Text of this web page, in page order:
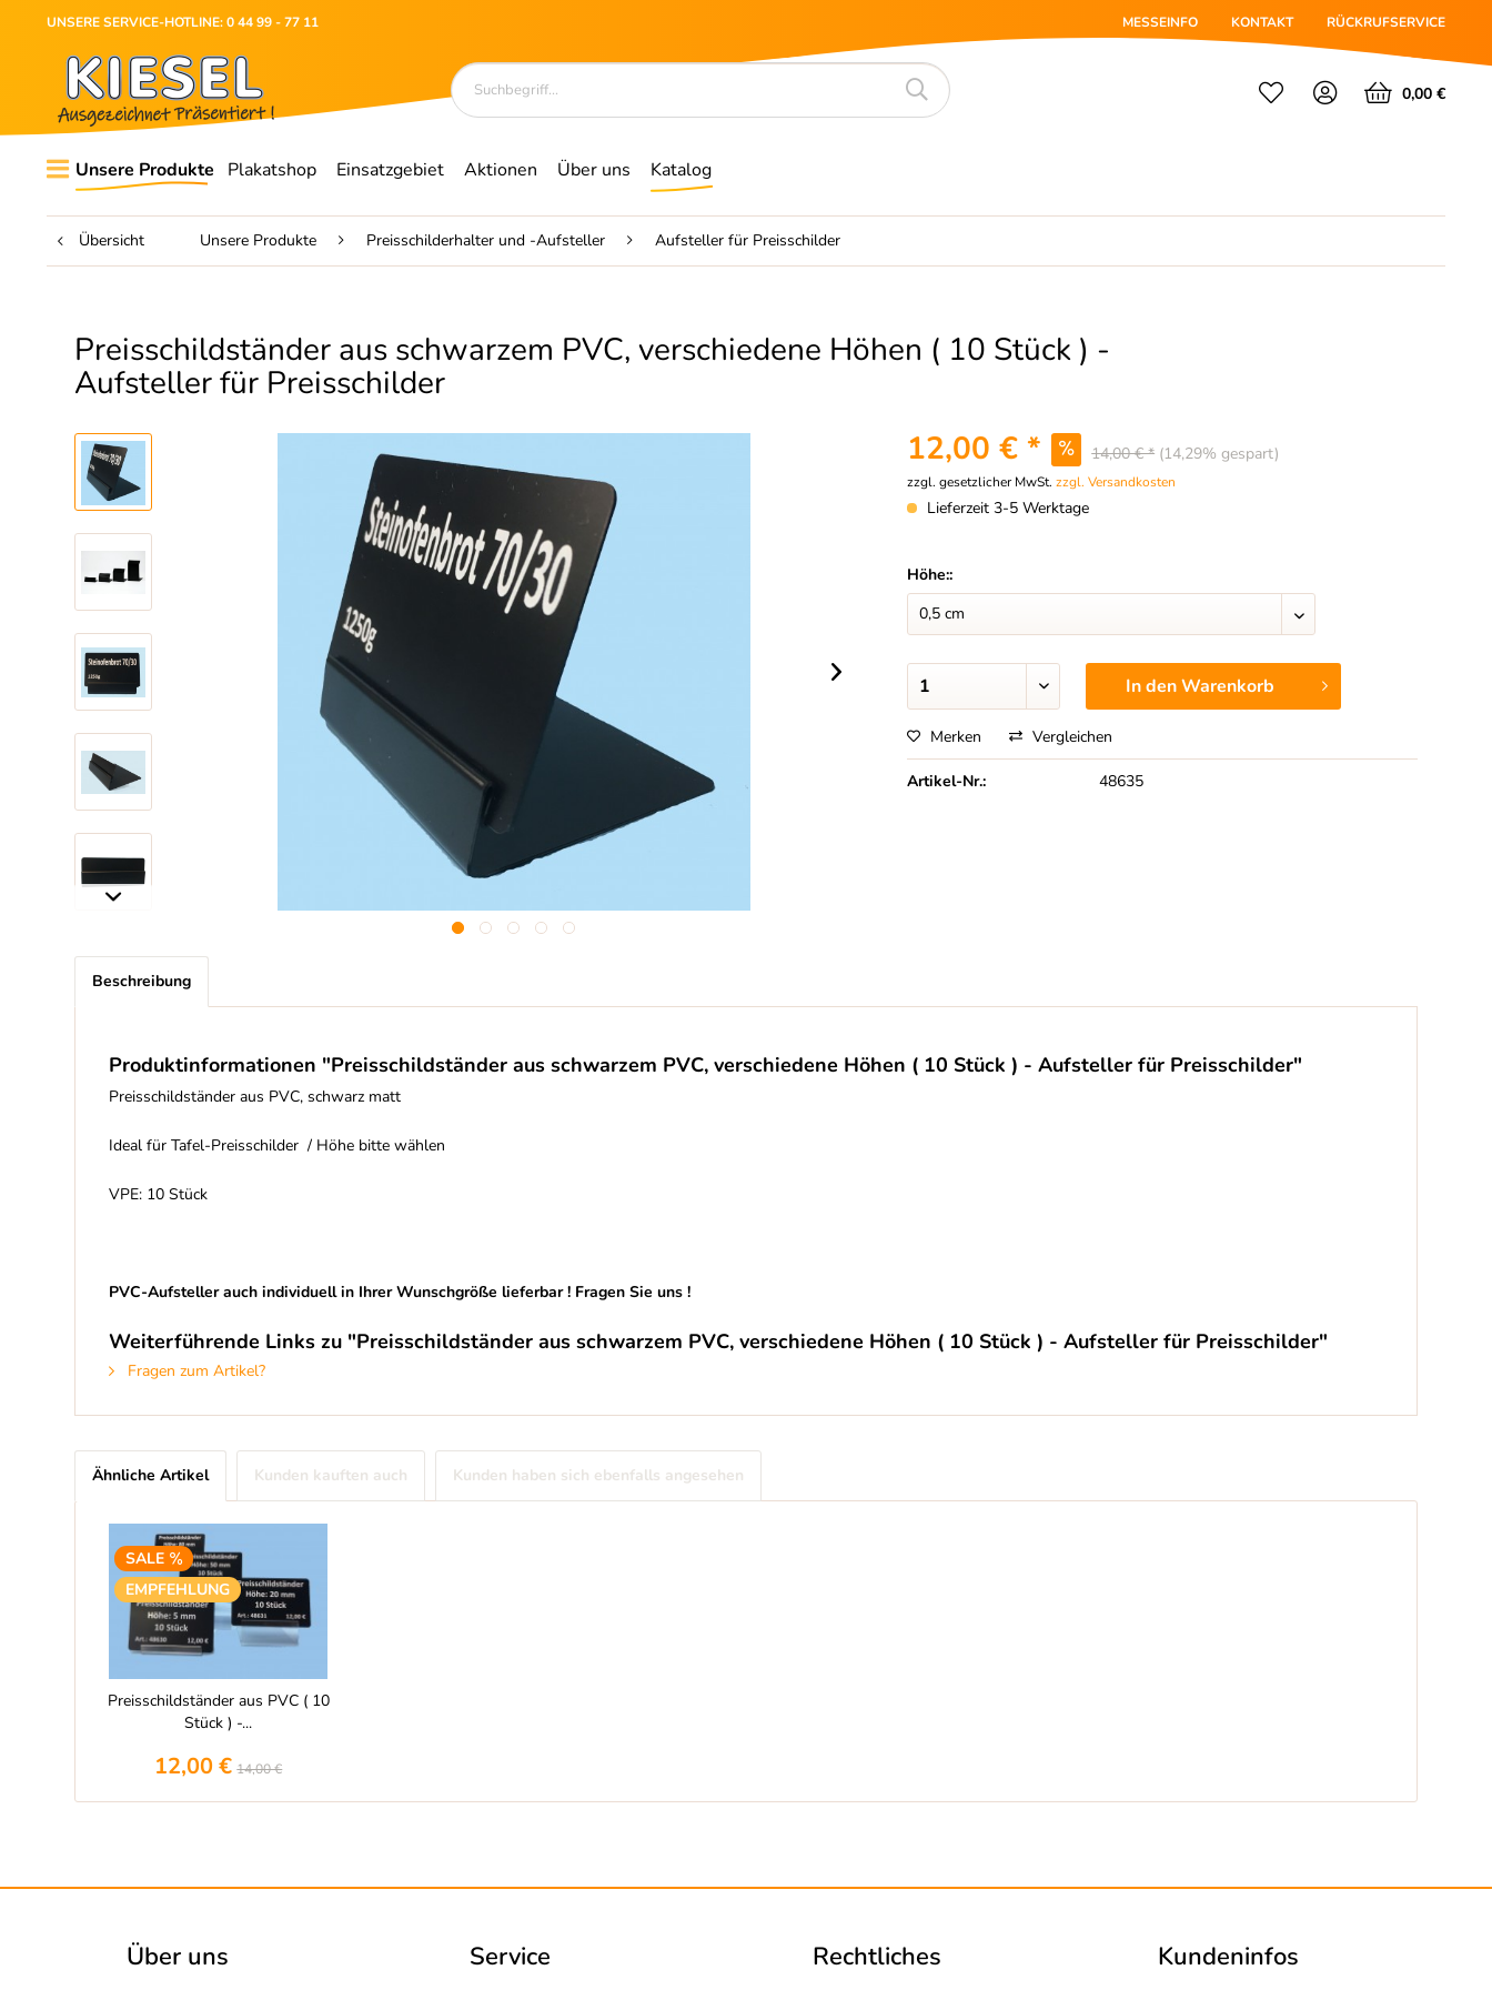
UNSERE SERVICE-HOTLINE: 0 44 99 - 77 11 MESSEINFO KONTAKT RÜCKRUFSERVICE
0,00 €
Unsere Produkte Plakatshop Einsatzgebiet Aktionen Über uns Katalog
Übersicht Unsere Produkte Preisschilderhalter und -Aufsteller Aufsteller für Preisschilder
Preisschildständer aus schwarzem PVC, verschiedene Höhen ( 10 Stück ) -
Aufsteller für Preisschilder
12,00 € *
14,00 € * (14,29% gespart)
zzgl. gesetzlicher MwSt.zzgl. Versandkosten
Lieferzeit 3-5 Werktage
Höhe::
In denWarenkorb
Merken Vergleichen
Artikel-Nr.: 48635
Beschreibung
Produktinformationen "Preisschildständer aus schwarzem PVC, verschiedene Höhen ( 10 Stück ) - Aufsteller für Preisschilder"
Preisschildständer aus PVC, schwarz matt
Ideal für Tafel-Preisschilder / Höhe bitte wählen
VPE: 10 Stück
PVC-Aufsteller auch individuell in Ihrer Wunschgröße lieferbar ! Fragen Sie uns !
Weiterführende Links zu "Preisschildständer aus schwarzem PVC, verschiedene Höhen ( 10 Stück ) - Aufsteller für Preisschilder"
Fragen zum Artikel?
Ähnliche Artikel Kunden kauften auch Kunden haben sich ebenfalls angesehen
SALE
EMPFEHLUNG
Preisschildständer aus PVC ( 10
Stück ) -...
12,00 € 14,00 €
Über uns Service Rechtliches Kundeninfos